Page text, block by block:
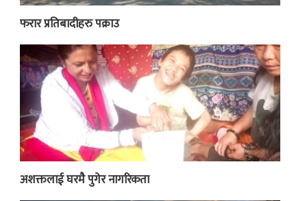
फरार प्रतिबादीहरु पक्राउ
अशक्तलाई घरमै पुगेर नागरिकता